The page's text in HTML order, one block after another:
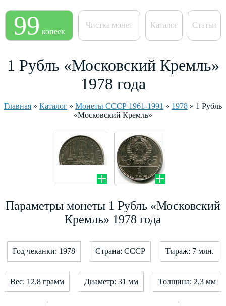
99 копеек
Чистка монет Каталог Статьи
1 Рубль «Московский Кремль»
1978 года
Главная » Каталог » Монеты СССР 1961-1991 » 1978 » 1 Рубль
«Московский Кремль»
Параметры монеты 1 Рубль «Московский
Кремль» 1978 года
Год чеканки: 1978 Страна: СССР Тираж: 7 млн.
Вес: 12,8 грамм Диаметр: 31 мм Толщина: 2,3 мм